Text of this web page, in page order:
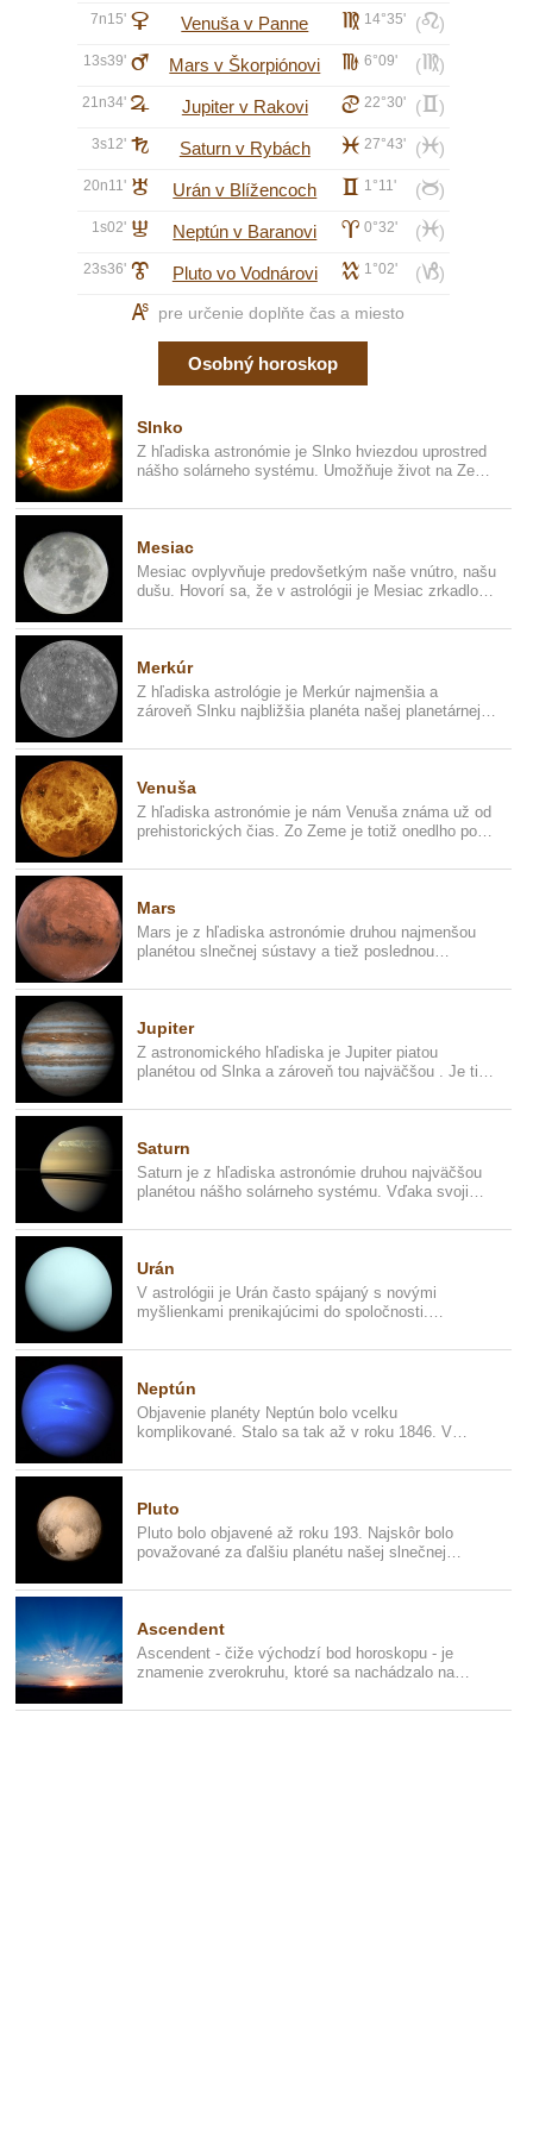
7n15' D Venuša v Panne f 14°35' (e)
13s39' E Mars v Škorpiónovi h 6°09' (f)
21n34' F Jupiter v Rakovi d 22°30' (c)
3s12' G Saturn v Rybách l 27°43' (l)
20n11' H Urán v Blížencoch c 1°11' (b)
1s02' I Neptún v Baranovi a 0°32' (l)
23s36' J Pluto vo Vodnárovi k 1°02' (j)
K pre určenie doplňte čas a miesto
Osobný horoskop
Slnko
Z hľadiska astronómie je Slnko hviezdou uprostred
nášho solárneho systému. Umožňuje život na Zemi,
Mesiac
Mesiac ovplyvňuje predovšetkým naše vnútro, našu
dušu. Hovorí sa, že v astrológii je Mesiac zrkadlom,
Merkúr
Z hľadiska astrológie je Merkúr najmenšia a
zároveň Slnku najbližšia planéta našej planetárnej
Venuša
Z hľadiska astronómie je nám Venuša známa už od
prehistorických čias. Zo Zeme je totiž onedlho po
Mars
Mars je z hľadiska astronómie druhou najmenšou
planétou slnečnej sústavy a tiež poslednou
Jupiter
Z astronomického hľadiska je Jupiter piatou
planétou od Slnka a zároveň tou najväčšou . Je tiež
Saturn
Saturn je z hľadiska astronómie druhou najväčšou
planétou nášho solárneho systému. Vďaka svojim
Urán
V astrológii je Urán často spájaný s novými
myšlienkami prenikajúcimi do spoločnosti.
Neptún
Objavenie planéty Neptún bolo vcelku
komplikované. Stalo sa tak až v roku 1846. V
Pluto
Pluto bolo objavené až roku 193. Najskôr bolo
považované za ďalšiu planétu našej slnečnej
Ascendent
Ascendent - čiže východzí bod horoskopu - je
znamenie zverokruhu, ktoré sa nachádzalo na